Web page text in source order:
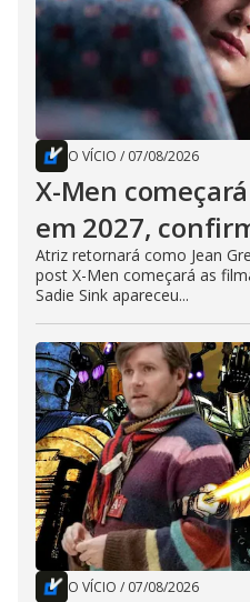
O VÍCIO / 07/08/2026
X-Men
em 2027,
Atriz retornará como Jean
post X-Men começará as
Sadie Sink apareceu...
O VÍCIO / 07/08/2026